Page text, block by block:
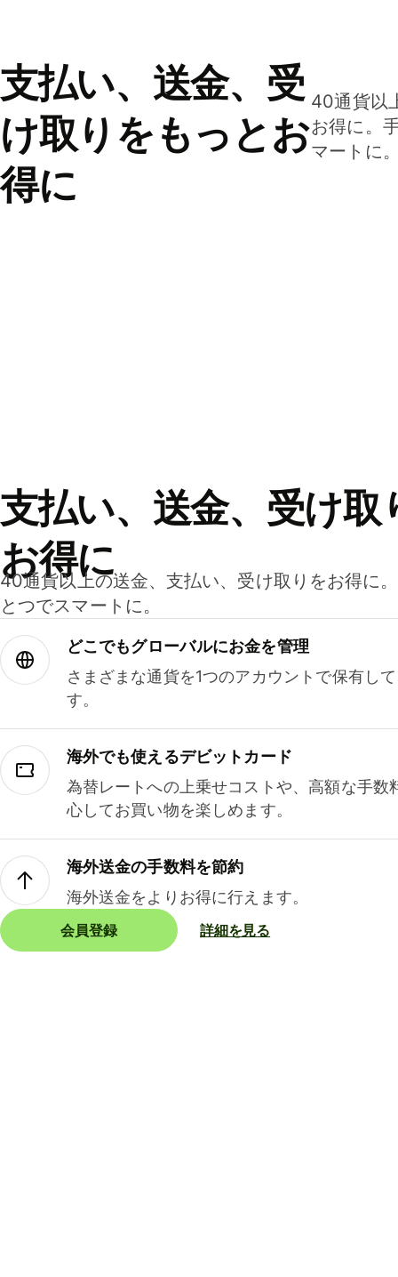
支払い、送金、受
け取りをもっとお
得に
40通貨以
お得に。
マートに
支払い、送金、受け取
お得に
40通貨以上の送金、支払い、受け取りをお得に
とつでスマートに。
どこでもグ⁠ロ⁠ー⁠バ⁠ルにお金を管理
さまざまな通貨を1つのアカウントで保有し
す。
海外でも使えるデビットカード
為替レートへの上乗せコストや、高額な手数
心してお買い物を楽しめます。
海外送金の手数料を節約
海外送金をよりお得に行えます。
会員登録 詳細を見る